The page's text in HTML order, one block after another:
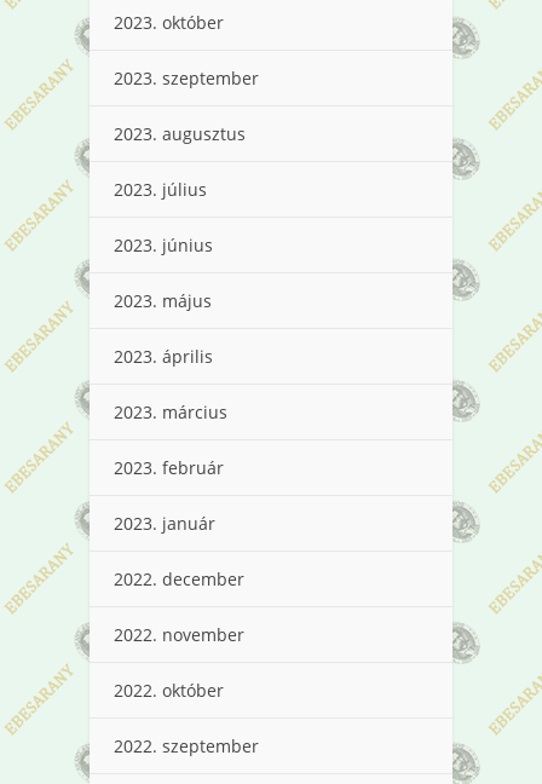
2023. október
2023. szeptember
2023. augusztus
2023. július
2023. június
2023. május
2023. április
2023. március
2023. február
2023. január
2022. december
2022. november
2022. október
2022. szeptember